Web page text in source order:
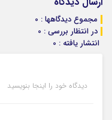
مجموع دیدگاهها : 0
در انتظار بررسی : 0
انتشار یافته : 0
دیدگاه خود را اینجا بنویسید